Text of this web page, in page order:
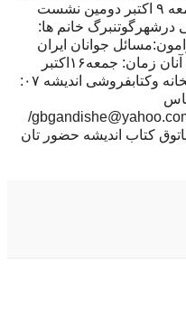
ازدیداروگفتگوبا جوانان درنشست جمعه ۹ اکتبر دومین نشست
درشهرگوتنبرگ خانم ها:
جوانان ایران
وموانع موجود برسر راه فعالیت های آنان زمان: جمعه۱۶اکتبر
۲۰۰۹ساعت ۷ تا ۱۰شب مکان : کتابخانه وکتابفروشی اندیشه ۰۷:
تلفن تماس
gbgandishe@yahoo.com http://andishegbg.blogspot.com/
کتاب اندیشه حضور تان